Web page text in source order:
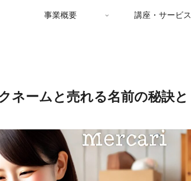
事業概要 講座・サービス
ネームと売れる名前の秘訣と